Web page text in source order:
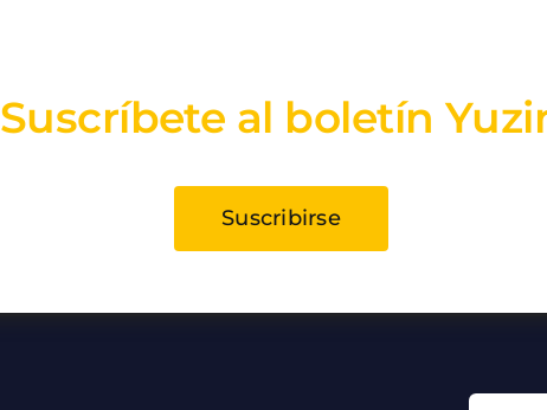
Suscríbete al boletín
Suscribirse